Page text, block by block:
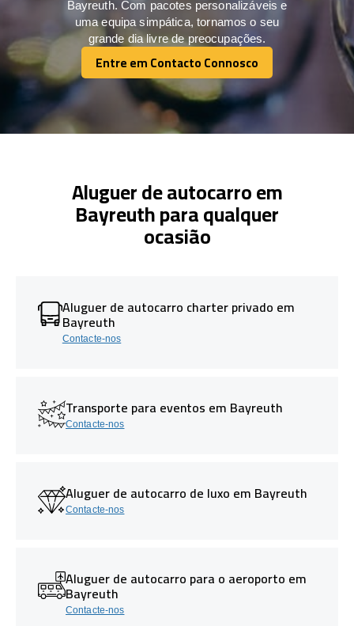
Bayreuth. Com pacotes personalizáveis e
uma equipa simpática, tornamos o seu
grande dia livre de preocupações.
Entre em Contacto Connosco
Entre em Contacto Connosco
Aluguer de autocarro em
Bayreuth para qualquer
ocasião
Aluguer de autocarro charter privado em
Bayreuth
Contacte-nos
Transporte para eventos em Bayreuth
Contacte-nos
Aluguer de autocarro de luxo em Bayreuth
Contacte-nos
Aluguer de autocarro para o aeroporto em
Bayreuth
Contacte-nos